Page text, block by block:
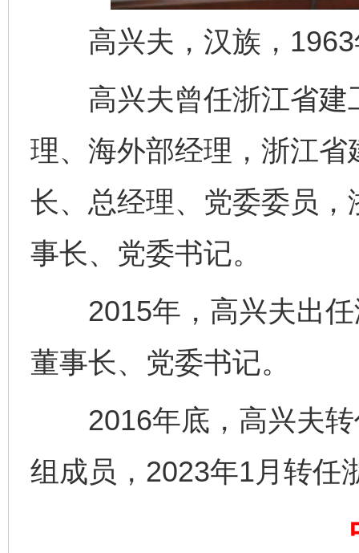
高兴夫，汉族，1963
高兴夫曾任浙江省建
理、海外部经理，浙江
长、总经理、党委委员
事长、党委书记。
2015年，高兴夫出任
董事长、党委书记。
2016年底，高兴夫转
组成员，2023年1月转任
一纸欠